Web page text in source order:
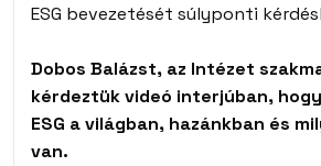
ESG bevezetését súlyponti
Dobos Balázst, az Intézet
kérdeztük videó interjúban,
ESG a világban, hazánkban és
van.